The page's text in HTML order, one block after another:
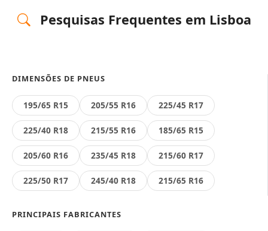
Pesquisas Frequentes em Lisboa
DIMENSÕES DE PNEUS
195/65 R15 205/55 R16 225/45 R17
225/40 R18 215/55 R16 185/65 R15
205/60 R16 235/45 R18 215/60 R17
225/50 R17 245/40 R18 215/65 R16
PRINCIPAIS FABRICANTES